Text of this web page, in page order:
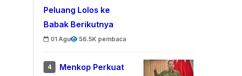
Peluang Lolos ke
Babak Berikutnya
01 Agu 56.5K pembaca
4
Menkop Perkuat